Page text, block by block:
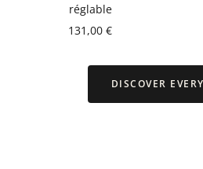
réglable
131,00 €
DISCOVER